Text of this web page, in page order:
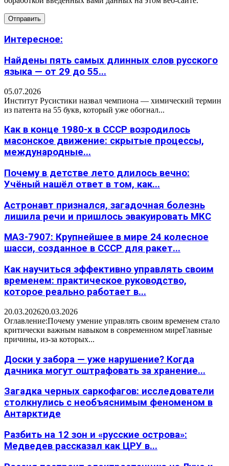
Интересное:
Найдены пять самых длинных слов русского
языка — от 29 до 55...
05.07.2026
Институт Русистики назвал чемпиона — химический термин
из патента на 55 букв, который уже обогнал...
Как в конце 1980-х в СССР возродилось
масонское движение: скрытые процессы,
международные...
Почему в детстве лето длилось вечно:
Учёный нашёл ответ в том, как...
Астронавт признался, загадочная болезнь
лишила речи и пришлось эвакуировать МКС
МАЗ-7907: Крупнейшее в мире 24 колесное
шасси, созданное в СССР для ракет...
Как научиться эффективно управлять своим
временем: практическое руководство,
которое реально работает в...
20.03.202620.03.2026
Оглавление:Почему умение управлять своим временем стало
критически важным навыком в современном миреГлавные
причины, из-за которых...
Доски у забора — уже нарушение? Когда
дачника могут оштрафовать за хранение...
Загадка черных саркофагов: исследователи
столкнулись с необъяснимым феноменом в
Антарктиде
Разбить на 12 зон и «русские острова»:
Медведев рассказал как ЦРУ в...